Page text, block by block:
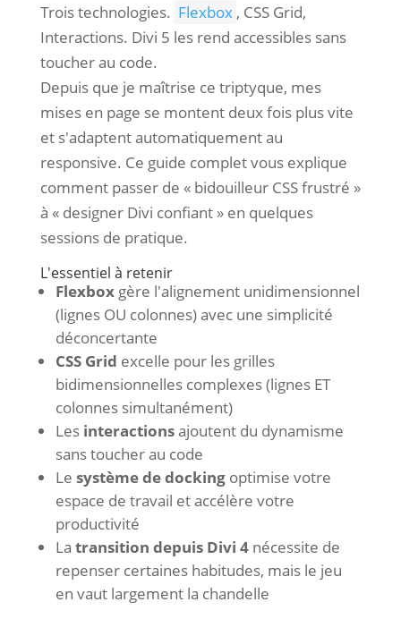
Trois technologies. Flexbox , CSS Grid,
Interactions. Divi 5 les rend accessibles sans
toucher au code.
Depuis que je maîtrise ce triptyque, mes
mises en page se montent deux fois plus vite
et s'adaptent automatiquement au
responsive. Ce guide complet vous explique
comment passer de « bidouilleur CSS frustré »
à « designer Divi confiant » en quelques
sessions de pratique.
L'essentiel à retenir
Flexboxgère l'alignement unidimensionnel
(lignes OU colonnes) avec une simplicité
déconcertante
CSS Grid excelle pour les grilles
bidimensionnelles complexes (lignes ET
colonnes simultanément)
Les interactionsajoutent du dynamisme
sans toucher au code
Le système de dockingoptimise votre
espace de travail et accélère votre
productivité
La transition depuis Divi 4nécessite de
repenser certaines habitudes, mais le jeu
en vaut largement la chandelle